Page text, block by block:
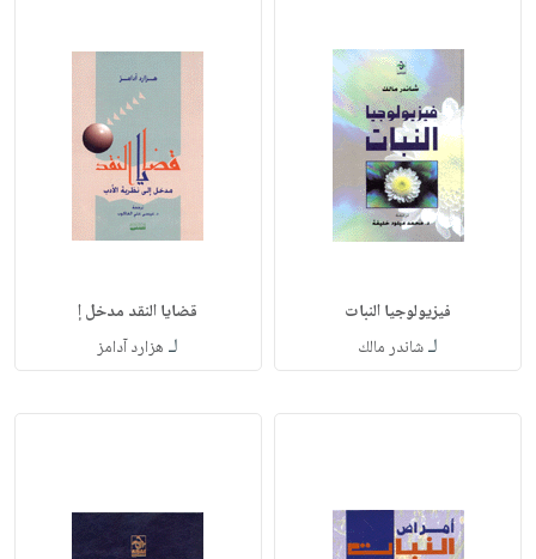
فيزيولوجيا النبات
لـشاندر مالك
قضايا النقد مدخل إ
لـ هزارد آدامز